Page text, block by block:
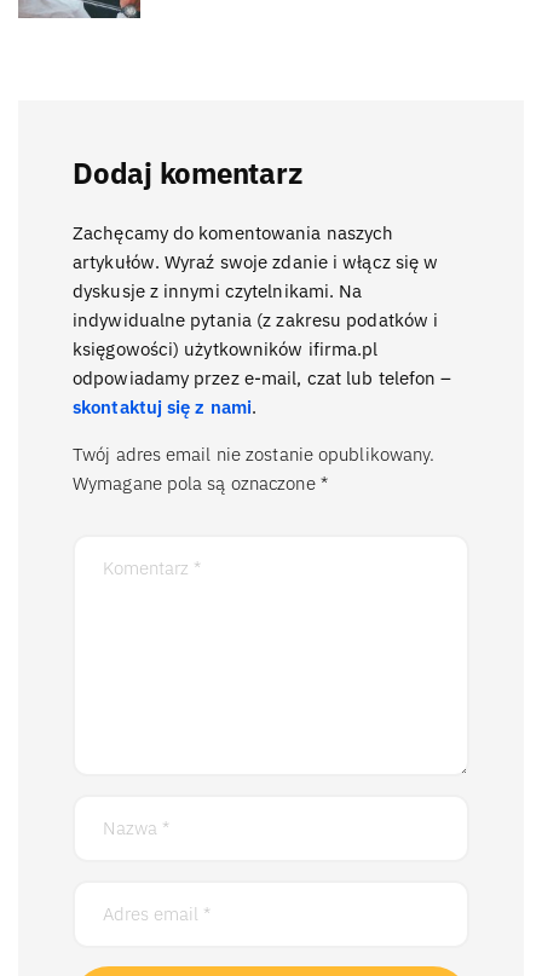
Dodaj komentarz
Zachęcamy do komentowania naszych
artykułów. Wyraź swoje zdanie i włącz się w
dyskusje z innymi czytelnikami. Na
indywidualne pytania (z zakresu podatków i
księgowości) użytkowników ifirma.pl
odpowiadamy przez e-mail, czat lub telefon –
skontaktuj się z nami.
Twój adres email nie zostanie opublikowany.
Wymagane pola są oznaczone *